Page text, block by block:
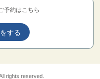
予約はこちら
する
rights reserved.